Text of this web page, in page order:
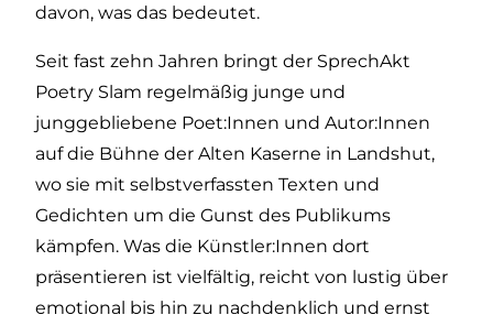
davon, was das bedeutet.
Seit fast zehn Jahren bringt der SprechAkt
Poetry Slam regelmäßig junge und
junggebliebene Poet:Innen und Autor:Innen
auf die Bühne der Alten Kaserne in Landshut,
wo sie mit selbstverfassten Texten und
Gedichten um die Gunst des Publikums
kämpfen. Was die Künstler:Innen dort
präsentieren ist vielfältig, reicht von lustig über
emotional bis hin zu nachdenklich und ernst